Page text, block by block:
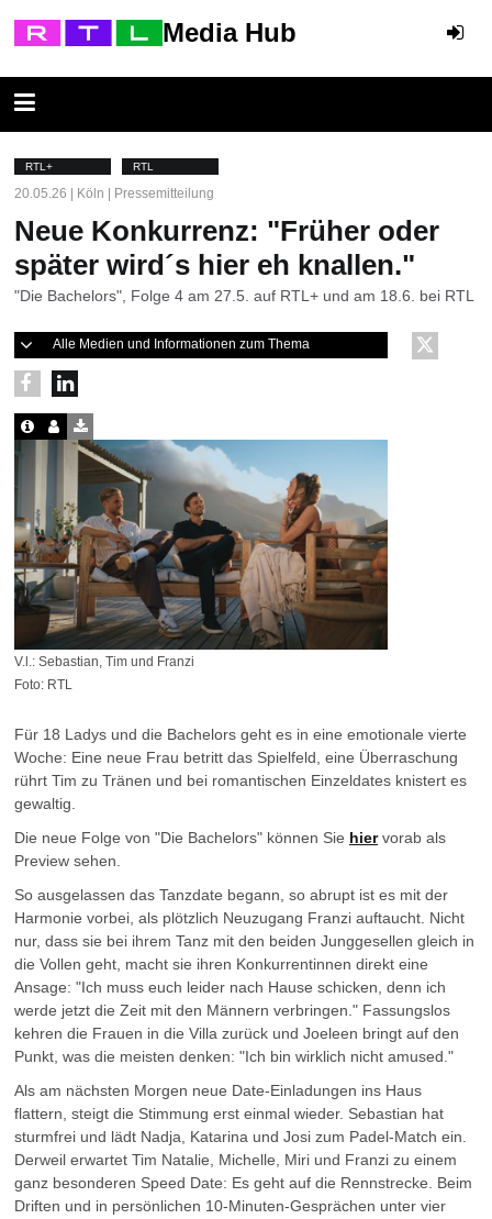
Media Hub
RTL+ RTL
20.05.26 | Köln | Pressemitteilung
Neue Konkurrenz: "Früher oder
später wird´s hier eh knallen."
"Die Bachelors", Folge 4 am 27.5. auf RTL+ und am 18.6. bei RTL
Alle Medien und Informationen zum Thema
V.l.: Sebastian, Tim und Franzi
Foto: RTL
Für 18 Ladys und die Bachelors geht es in eine emotionale vierte
Woche: Eine neue Frau betritt das Spielfeld, eine Überraschung
rührt Tim zu Tränen und bei romantischen Einzeldates knistert es
gewaltig.
Die neue Folge von "Die Bachelors" können Sie hiervorab als
Preview sehen.
So ausgelassen das Tanzdate begann, so abrupt ist es mit der
Harmonie vorbei, als plötzlich Neuzugang Franzi auftaucht. Nicht
nur, dass sie bei ihrem Tanz mit den beiden Junggesellen gleich in
die Vollen geht, macht sie ihren Konkurrentinnen direkt eine
Ansage: "Ich muss euch leider nach Hause schicken, denn ich
werde jetzt die Zeit mit den Männern verbringen." Fassungslos
kehren die Frauen in die Villa zurück und Joeleen bringt auf den
Punkt, was die meisten denken: "Ich bin wirklich nicht amused."
Als am nächsten Morgen neue Date-Einladungen ins Haus
flattern, steigt die Stimmung erst einmal wieder. Sebastian hat
sturmfrei und lädt Nadja, Katarina und Josi zum Padel-Match ein.
Derweil erwartet Tim Natalie, Michelle, Miri und Franzi zu einem
ganz besonderen Speed Date: Es geht auf die Rennstrecke. Beim
Driften und in persönlichen 10-Minuten-Gesprächen unter vier